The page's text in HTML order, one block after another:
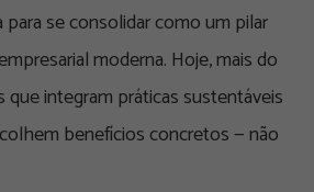
para se consolidar como um pilar
moderna. Hoje, mais do
que integram práticas sustentáveis
benefícios concretos — não